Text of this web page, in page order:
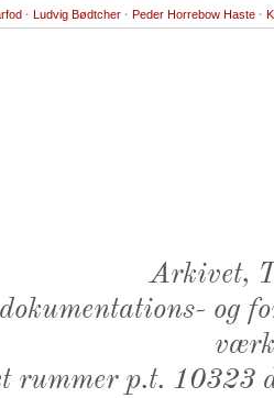
· Ludvig Bødtcher · Peder Horrebow Haste ·
Arkivet,
og
rummer p.t. 10323